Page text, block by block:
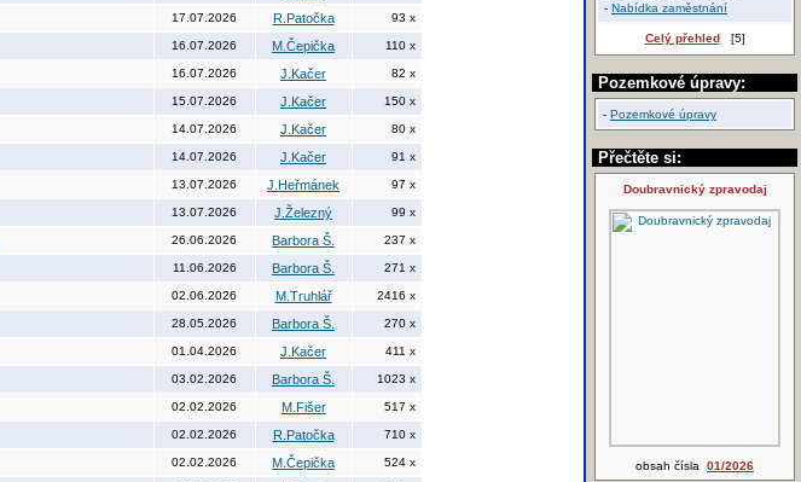
- Nabídka zaměstnání
Celý přehled[5]
Pozemkové úpravy:
- Pozemkové úpravy
Přečtěte si:
Doubravnický zpravodaj
obsah čísla 01/2026
17.07.2026 R.Patočka 93 x
16.07.2026 M.Čepička 110 x
16.07.2026 J.Kačer 82 x
15.07.2026 J.Kačer 150 x
14.07.2026 J.Kačer 80 x
14.07.2026 J.Kačer 91 x
13.07.2026 J.Heřmánek 97 x
13.07.2026 J.Železný 99 x
26.06.2026 Barbora Š. 237 x
11.06.2026 Barbora Š. 271 x
02.06.2026 M.Truhlář 2416 x
28.05.2026 Barbora Š. 270 x
01.04.2026 J.Kačer 411 x
03.02.2026 Barbora Š. 1023 x
02.02.2026 M.Fišer 517 x
02.02.2026 R.Patočka 710 x
02.02.2026 M.Čepička 524 x